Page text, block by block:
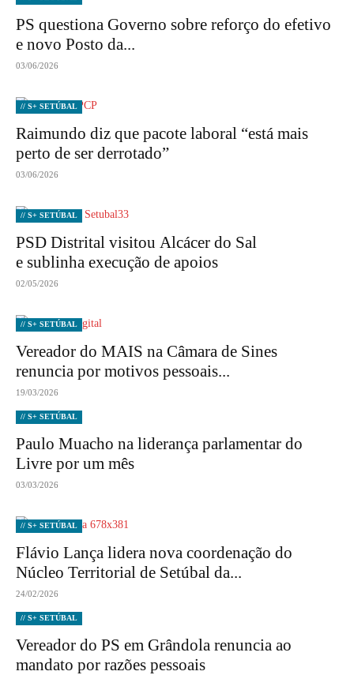
PS questiona Governo sobre reforço do efetivo
e novo Posto da...
03/06/2026
// S+ SETÚBAL
Raimundo diz que pacote laboral “está mais
perto de ser derrotado”
03/06/2026
// S+ SETÚBAL
PSD Distrital visitou Alcácer do Sal
e sublinha execução de apoios
02/05/2026
// S+ SETÚBAL
Vereador do MAIS na Câmara de Sines
renuncia por motivos pessoais...
19/03/2026
// S+ SETÚBAL
Paulo Muacho na liderança parlamentar do
Livre por um mês
03/03/2026
// S+ SETÚBAL
Flávio Lança lidera nova coordenação do
Núcleo Territorial de Setúbal da...
24/02/2026
// S+ SETÚBAL
Vereador do PS em Grândola renuncia ao
mandato por razões pessoais